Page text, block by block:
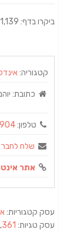
ביקרו בדף: 1,139
קטגוריה:
כתובת:
טלפון:
שלח לחבר
אתר
עסק קטגוריות:
עסק טגיות: 361
,